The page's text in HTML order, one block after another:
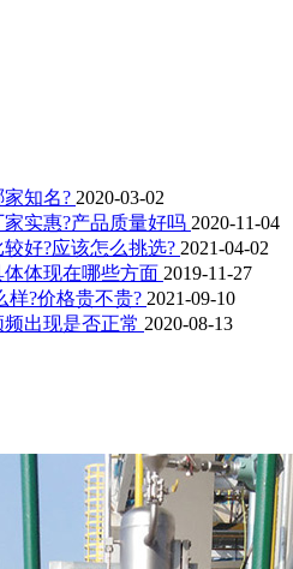
知名? 2020-03-02
实惠?产品质量好吗 2020-11-04
好?应该怎么挑选? 2021-04-02
体现在哪些方面 2019-11-27
样?价格贵不贵? 2021-09-10
出现是否正常 2020-08-13